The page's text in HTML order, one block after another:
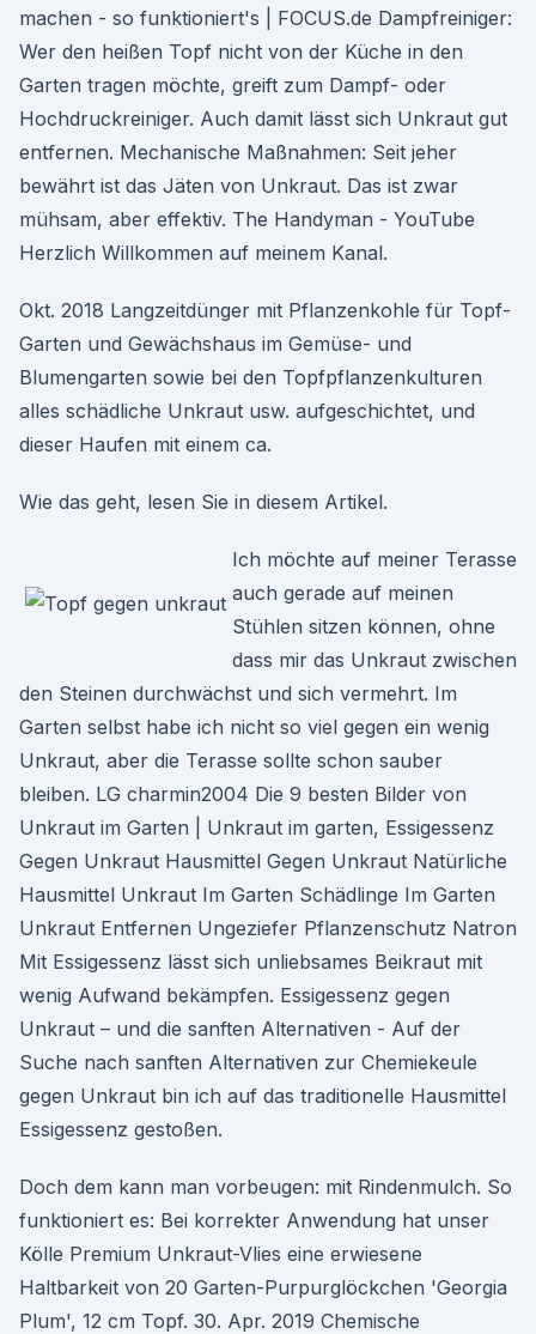
machen - so funktioniert's | FOCUS.de Dampfreiniger:
Wer den heißen Topf nicht von der Küche in den
Garten tragen möchte, greift zum Dampf- oder
Hochdruckreiniger. Auch damit lässt sich Unkraut gut
entfernen. Mechanische Maßnahmen: Seit jeher
bewährt ist das Jäten von Unkraut. Das ist zwar
mühsam, aber effektiv. The Handyman - YouTube
Herzlich Willkommen auf meinem Kanal.
Okt. 2018 Langzeitdünger mit Pflanzenkohle für Topf-
Garten und Gewächshaus im Gemüse- und
Blumengarten sowie bei den Topfpflanzenkulturen
alles schädliche Unkraut usw. aufgeschichtet, und
dieser Haufen mit einem ca.
Wie das geht, lesen Sie in diesem Artikel.
Ich möchte auf meiner Terasse
auch gerade auf meinen
Stühlen sitzen können, ohne
dass mir das Unkraut zwischen
den Steinen durchwächst und sich vermehrt. Im
Garten selbst habe ich nicht so viel gegen ein wenig
Unkraut, aber die Terasse sollte schon sauber
bleiben. LG charmin2004 Die 9 besten Bilder von
Unkraut im Garten | Unkraut im garten, Essigessenz
Gegen Unkraut Hausmittel Gegen Unkraut Natürliche
Hausmittel Unkraut Im Garten Schädlinge Im Garten
Unkraut Entfernen Ungeziefer Pflanzenschutz Natron
Mit Essigessenz lässt sich unliebsames Beikraut mit
wenig Aufwand bekämpfen. Essigessenz gegen
Unkraut – und die sanften Alternativen - Auf der
Suche nach sanften Alternativen zur Chemiekeule
gegen Unkraut bin ich auf das traditionelle Hausmittel
Essigessenz gestoßen.
Doch dem kann man vorbeugen: mit Rindenmulch. So
funktioniert es: Bei korrekter Anwendung hat unser
Kölle Premium Unkraut-Vlies eine erwiesene
Haltbarkeit von 20 Garten-Purpurglöckchen 'Georgia
Plum', 12 cm Topf. 30. Apr. 2019 Chemische